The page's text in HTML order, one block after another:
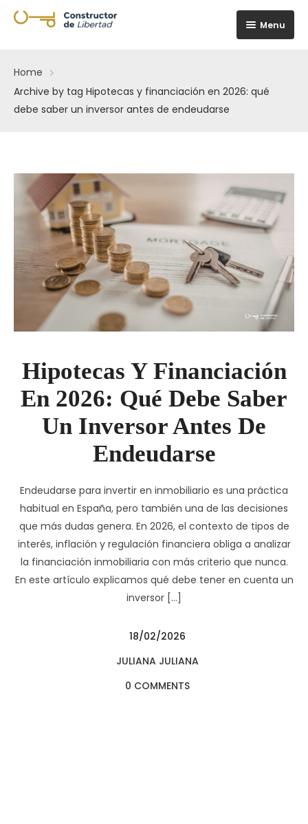
Menu
Home
Home 2
Home 4
The Building
Proyecto
Gallery Masonry
Gallery Minimal
Gallery Simple
Apartments
Apartments Masonry
Contacto
Availability
Home
Archive by tag Hipotecas y financiación en 2026: qué
debe saber un inversor antes de endeudarse
Hipotecas Y Financiación
En 2026: Qué Debe Saber
Un Inversor Antes De
Endeudarse
Endeudarse para invertir en inmobiliario es una práctica
habitual en España, pero también una de las decisiones
que más dudas genera. En 2026, el contexto de tipos de
interés, inflación y regulación financiera obliga a analizar
la financiación inmobiliaria con más criterio que nunca.
En este artículo explicamos qué debe tener en cuenta un
inversor […]
18/02/2026
JULIANA JULIANA
0 COMMENTS